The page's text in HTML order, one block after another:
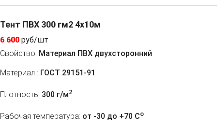
Тент ПВХ 300 гм2 4х10м
6 600 руб/шт
Свойство: Материал ПВХ двухсторонний
Материал : ГОСТ 29151-91
Плотность: 300 г/м2
Рабочая температура: от -30 до +70 Co